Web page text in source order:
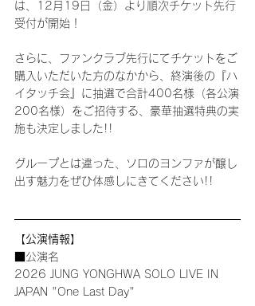
は、12月19日（金）より順次チケット先行
受付が開始！
さらに、ファンクラブ先行にてチケットをご
購入いただいた方のなかから、終演後の『ハ
イタッチ会』に抽選で合計400名様（各公演
200名様）をご招待する、豪華抽選特典の実
施も決定しました!!
グループとは違った、ソロのヨンファが醸し
出す魅力をぜひ体感しにきてください!!
【公演情報】
■公演名
2026 JUNG YONGHWA SOLO LIVE IN
JAPAN "One Last Day"